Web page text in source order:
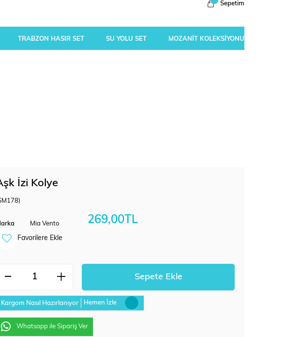
Sepetim
TRABZON HASIR SET SU YOLU SET MOZANİT KOLEKSİYONU
İzi Kolye
Mia Vento 269,00TL
Favorilere Ekle
Kargom Nasıl Hazırlanıyor Hemen İzle
Whatsapp ile Sipariş Ver